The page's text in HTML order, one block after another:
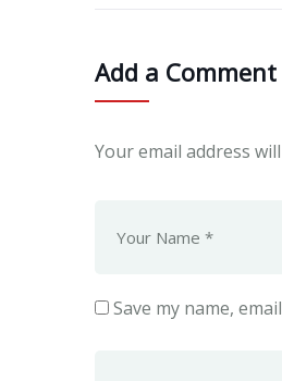
Add a Comment
Your email address
Save my name,